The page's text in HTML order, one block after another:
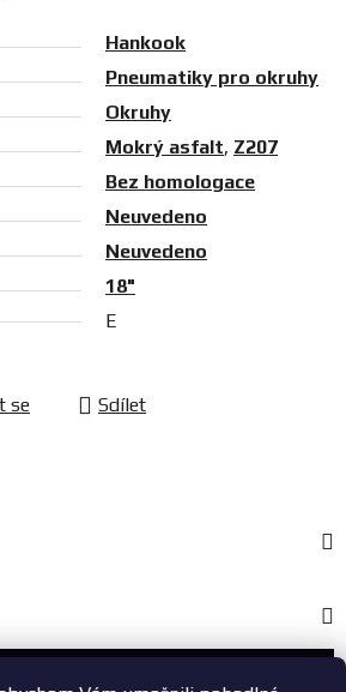
Hankook
Pneumatiky pro okruhy
Okruhy
Mokrý asfalt, Z207
Bez homologace
Neuvedeno
Neuvedeno
18"
E
se Sdílet